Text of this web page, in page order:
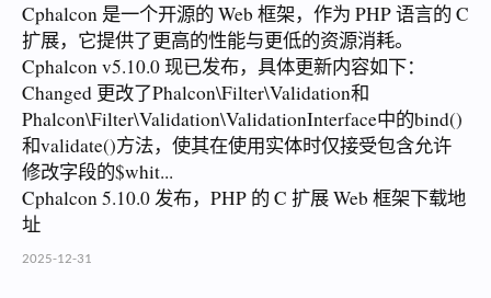
Cphalcon 是一个开源的 Web 框架，作为 PHP 语言的 C
扩展，它提供了更高的性能与更低的资源消耗。
Cphalcon v5.10.0 现已发布，具体更新内容如下：
Changed 更改了Phalcon\Filter\Validation和
Phalcon\Filter\Validation\ValidationInterface中的bind()
和validate()方法，使其在使用实体时仅接受包含允许
修改字段的$whit...
Cphalcon 5.10.0 发布，PHP 的 C 扩展 Web 框架下载地
址
2025-12-31